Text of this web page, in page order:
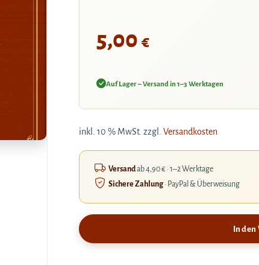
5,00 €
Auf Lager – Versand in 1–3 Werktagen
inkl. 10 % MwSt. zzgl. Versandkosten
Versandab 4,90 € · 1–2 Werktage
Sichere Zahlung· PayPal & Überweisung
In den